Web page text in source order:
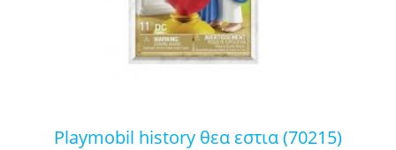
playmobil history θεα εστια (70215)